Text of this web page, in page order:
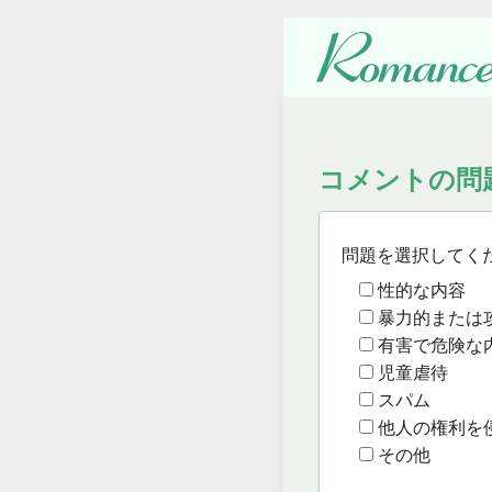
コメントの問
問題を選択してく
性的な内容
暴力的または
有害で危険な
児童虐待
スパム
他人の権利を
その他